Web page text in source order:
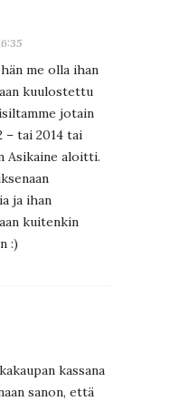
me olla ihan
kuulostettu
jotain
– tai 2014 tai
Asikaine aloitti.
ja ihan
kuitenkin
:)
kassana
sanon, että